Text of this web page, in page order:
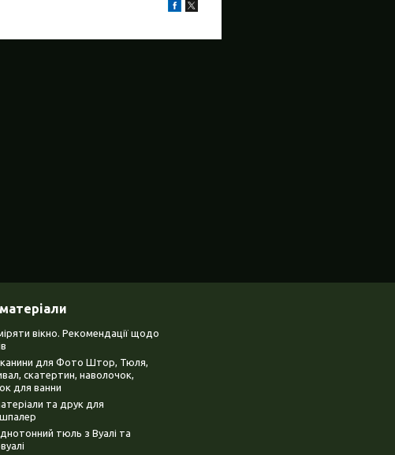
вікно. Рекомендації щодо
для Фото Штор, Тюля,
скатертин, наволочок,
для ванни
та друк для
тюль з Вуалі та